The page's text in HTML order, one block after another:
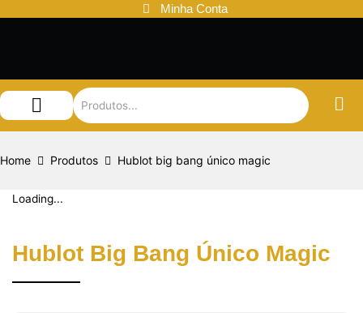
Minha Conta
Home Produtos Hublot big bang único magic
Loading...
Hublot Big Bang Único Magic